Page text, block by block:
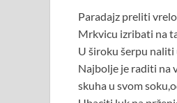
Paradajz preliti
Mrkvicu izribati na
U široku šerpu naliti
Najbolje je raditi na
skuha u svom